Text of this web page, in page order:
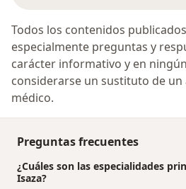
Todos los contenidos
especialmente preguntas y
carácter informativo y en
considerarse un sustituto de
médico.
Preguntas frecuentes
¿Cuáles son las especialidades
Isaza?